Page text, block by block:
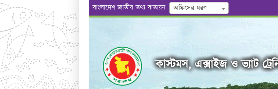
বাংলাদেশ জাতীয় তথ্য বাতায়ন অফিসের ধরণ
কাস্টমস, এক্সাইজ ও ভ্যাট